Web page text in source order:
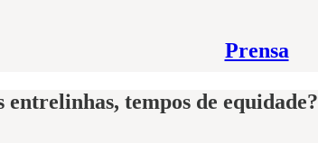
Prensa
entrelinhas, tempos de equidade?